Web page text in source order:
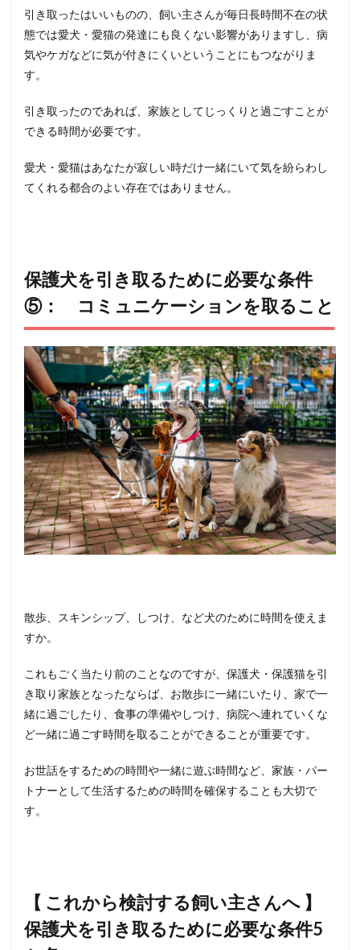
引き取ったはいいものの、飼い主さんが毎日長時間不在の状
態では愛犬・愛猫の発達にも良くない影響がありますし、病
気やケガなどに気が付きにくいということにもつながりま
す。
引き取ったのであれば、家族としてじっくりと過ごすことが
できる時間が必要です。
愛犬・愛猫はあなたが寂しい時だけ一緒にいて気を紛らわし
てくれる都合のよい存在ではありません。
保護犬を引き取るために必要な条件
⑤： コミュニケーションを取ること
散歩、スキンシップ、しつけ、など犬のために時間を使えま
すか。
これもごく当たり前のことなのですが、保護犬・保護猫を引
き取り家族となったならば、お散歩に一緒にいたり、家で一
緒に過ごしたり、食事の準備やしつけ、病院へ連れていくな
ど一緒に過ごす時間を取ることができることが重要です。
お世話をするための時間や一緒に遊ぶ時間など、家族・パー
トナーとして生活するための時間を確保することも大切で
す。
【 これから検討する飼い主さんへ 】
保護犬を引き取るために必要な条件5